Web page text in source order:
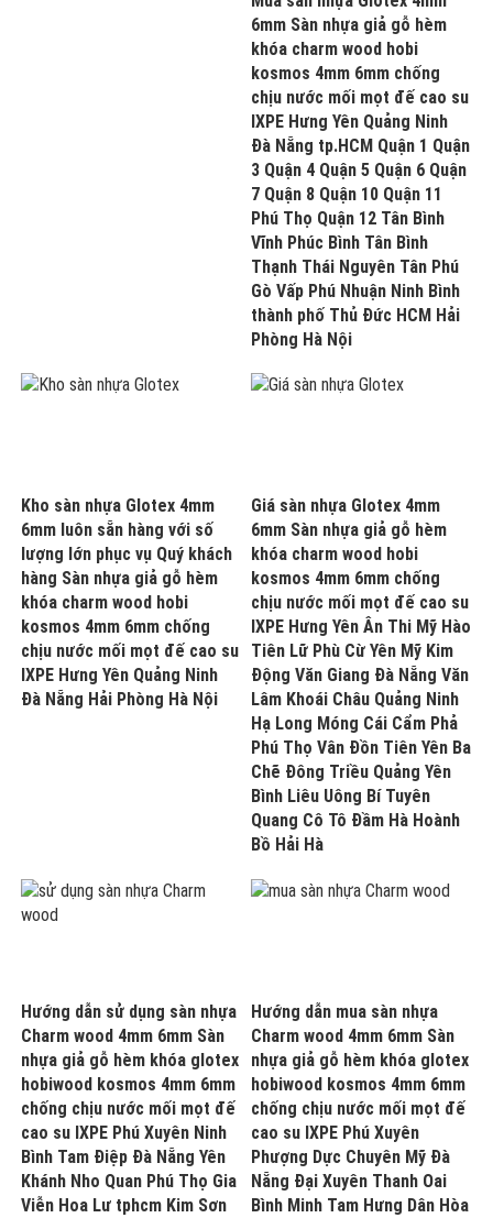
6mm Sàn nhựa giả gỗ hèm
khóa charm wood hobi
kosmos 4mm 6mm chống
chịu nước mối mọt đế cao su
IXPE Hưng Yên Quảng Ninh
Đà Nẵng tp.HCM Quận 1 Quận
3 Quận 4 Quận 5 Quận 6 Quận
7 Quận 8 Quận 10 Quận 11
Phú Thọ Quận 12 Tân Bình
Vĩnh Phúc Bình Tân Bình
Thạnh Thái Nguyên Tân Phú
Gò Vấp Phú Nhuận Ninh Bình
thành phố Thủ Đức HCM Hải
Phòng Hà Nội
Kho sàn nhựa Glotex 4mm
6mm luôn sẵn hàng với số
lượng lớn phục vụ Quý khách
hàng Sàn nhựa giả gỗ hèm
khóa charm wood hobi
kosmos 4mm 6mm chống
chịu nước mối mọt đế cao su
IXPE Hưng Yên Quảng Ninh
Đà Nẵng Hải Phòng Hà Nội
Giá sàn nhựa Glotex 4mm
6mm Sàn nhựa giả gỗ hèm
khóa charm wood hobi
kosmos 4mm 6mm chống
chịu nước mối mọt đế cao su
IXPE Hưng Yên Ân Thi Mỹ Hào
Tiên Lữ Phù Cừ Yên Mỹ Kim
Động Văn Giang Đà Nẵng Văn
Lâm Khoái Châu Quảng Ninh
Hạ Long Móng Cái Cẩm Phả
Phú Thọ Vân Đồn Tiên Yên Ba
Chẽ Đông Triều Quảng Yên
Bình Liêu Uông Bí Tuyên
Quang Cô Tô Đầm Hà Hoành
Bồ Hải Hà
Hướng dẫn sử dụng sàn nhựa
Charm wood 4mm 6mm Sàn
nhựa giả gỗ hèm khóa glotex
hobiwood kosmos 4mm 6mm
chống chịu nước mối mọt đế
cao su IXPE Phú Xuyên Ninh
Bình Tam Điệp Đà Nẵng Yên
Khánh Nho Quan Phú Thọ Gia
Viễn Hoa Lư tphcm Kim Sơn
Hướng dẫn mua sàn nhựa
Charm wood 4mm 6mm Sàn
nhựa giả gỗ hèm khóa glotex
hobiwood kosmos 4mm 6mm
chống chịu nước mối mọt đế
cao su IXPE Phú Xuyên
Phượng Dực Chuyên Mỹ Đà
Nẵng Đại Xuyên Thanh Oai
Bình Minh Tam Hưng Dân Hòa